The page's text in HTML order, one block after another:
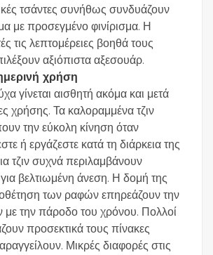
τσάντες συνήθως συνδυάζουν
με προσεγμένο φινίρισμα. Η
τις λεπτομέρειες βοηθά τους
αξιόπιστα αξεσουάρ.
χρήση
γίνεται αισθητή ακόμα και μετά
χρήσης. Τα καλοραμμένα τζιν
την εύκολη κίνηση όταν
ή εργάζεστε κατά τη διάρκεια της
τζιν συχνά περιλαμβάνουν
βελτιωμένη άνεση. Η δομή της
των ραφών επηρεάζουν την
με την πάροδο του χρόνου. Πολλοί
προσεκτικά τους πίνακες
Μικρές διαφορές στις